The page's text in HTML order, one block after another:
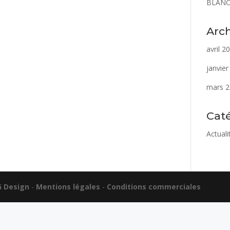
avril
mars
Design - Mentions légales - Conditions commerciales